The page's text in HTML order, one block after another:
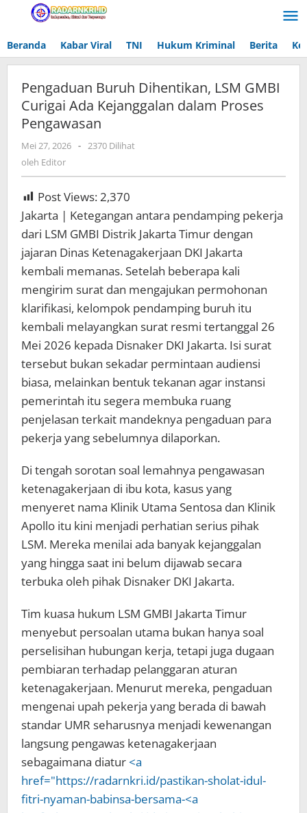
Lewati
Beranda Kabar Viral TNI Hukum Kriminal Berita
Pengaduan Buruh Dihentikan, LSM GMBI
Curigai Ada Kejanggalan dalam Proses
Pengawasan
Mei 27, 2026 oleh
- 2370 Dilihat
oleh Editor
Post Views:2,370
Jakarta | Ketegangan antara pendamping pekerja
dari LSM GMBI Distrik Jakarta Timur dengan
jajaran Dinas Ketenagakerjaan DKI Jakarta
kembali memanas. Setelah beberapa kali
mengirim surat dan mengajukan permohonan
klarifikasi, kelompok pendamping buruh itu
kembali melayangkan surat resmi tertanggal 26
Mei 2026 kepada Disnaker DKI Jakarta. Isi surat
tersebut bukan sekadar permintaan audiensi
biasa, melainkan bentuk tekanan agar instansi
pemerintah itu segera membuka ruang
penjelasan terkait mandeknya pengaduan para
pekerja yang sebelumnya dilaporkan.
Di tengah sorotan soal lemahnya pengawasan
ketenagakerjaan di ibu kota, kasus yang
menyeret nama Klinik Utama Sentosa dan Klinik
Apollo itu kini menjadi perhatian serius pihak
LSM. Mereka menilai ada banyak kejanggalan
yang hingga saat ini belum dijawab secara
terbuka oleh pihak Disnaker DKI Jakarta.
Tim kuasa hukum LSM GMBI Jakarta Timur
menyebut persoalan utama bukan hanya soal
perselisihan hubungan kerja, tetapi juga dugaan
pembiaran terhadap pelanggaran aturan
ketenagakerjaan. Menurut mereka, pengaduan
mengenai upah pekerja yang berada di bawah
standar UMR seharusnya menjadi kewenangan
langsung pengawas ketenagakerjaan
sebagaimana diatur <a
href="https://radarnkri.id/pastikan-sholat-idul-
fitri-nyaman-babinsa-bersama-<a